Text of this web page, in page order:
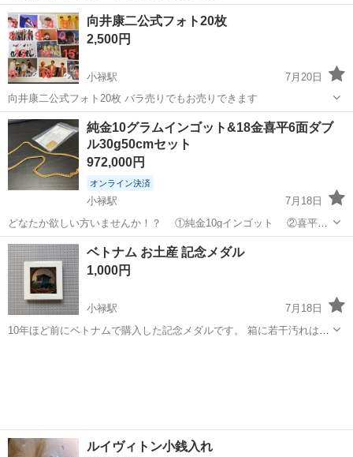
沖縄 豊見城市 小禄駅 その他 シンガポール
向井康二公式フォト20枚
2,500円
小禄駅
7月20日
向井康二公式フォト20枚 バラ売りでもお売りできます
沖縄 豊見城市 小禄駅 その他
純金10グラムインゴット&18金喜平6面ダブ
ル30g50cmセット
972,000円
オンライン決済
小禄駅
7月18日
どなたか欲しい方いませんか！？ ①純金10gインゴット ②喜平ネ
ックレス6面ダブル 30g50センチ 急ぎで資金が必要になったため、
泣く泣くの出品です…物はかなりの美品だと思います‼️ 気になる方は
お問い合わせお待ち...
沖縄 糸満市 小禄駅 その他 インゴット
ベトナム お土産 記念メダル
1,000円
小禄駅
7月18日
10年ほど前にベトナムで購入した記念メダルです。 箱に若干汚れはご
ルイヴィトン小銭入れ